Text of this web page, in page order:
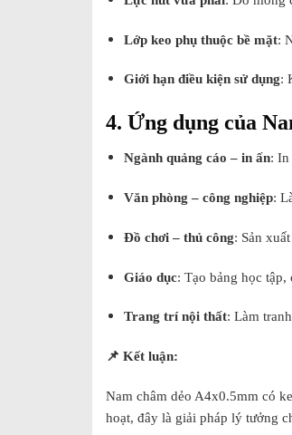
Lớp keo phụ thuộc bề mặt:
Giới hạn điều kiện sử dụng:
4. Ứng dụng của
Ngành quảng cáo – in ấn: In
Văn phòng – công nghiệp:
Đồ chơi – thủ công: Sản
Giáo dục: Tạo bảng học
Trang trí nội thất: Làm
📌 Kết luận:
Nam châm dẻo A4x0.5mm có
hoạt, đây là giải pháp lý tưởng